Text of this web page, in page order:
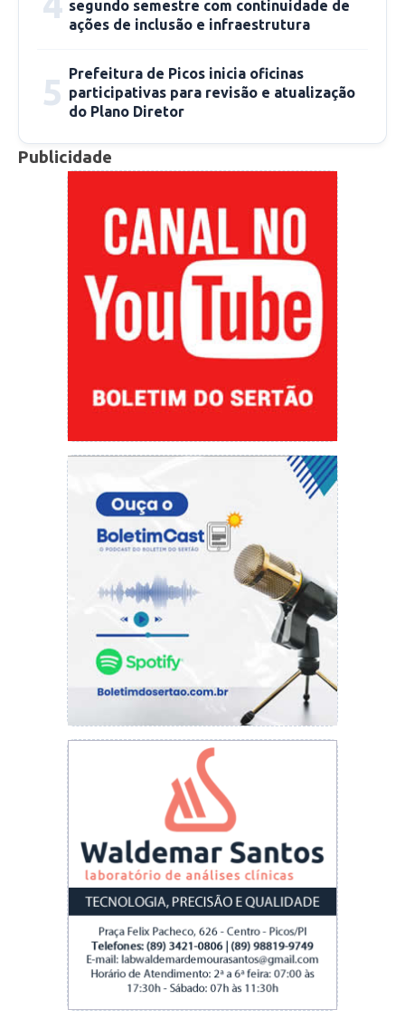
CCOM/PMP
Por: Jackelany Vasconcelos
segundo semestre com continuidade de
ações de inclusão e infraestrutura
5 Prefeitura de Picos inicia oficinas
participativas para revisão e atualização
do Plano Diretor
Publicidade